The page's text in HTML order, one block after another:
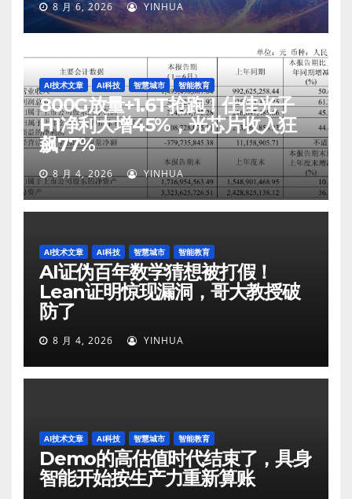
8 月 6, 2026 YINHUA
AI技术文章 AI科技 智慧城市 智能教育
800G放量+1.6T抢跑！仕佳光子
H1净利大增45%，光芯片收入狂
飙77%
8 月 4, 2026 YINHUA
AI技术文章 AI科技 智慧城市 智能教育
AI证伪百年数学猜想被打假！
Lean证明惊现漏洞，哥大教授破
防了
8 月 4, 2026 YINHUA
AI技术文章 AI科技 智慧城市 智能教育
Demo的高估值时代结束了，具身
智能开始按生产力重新算账